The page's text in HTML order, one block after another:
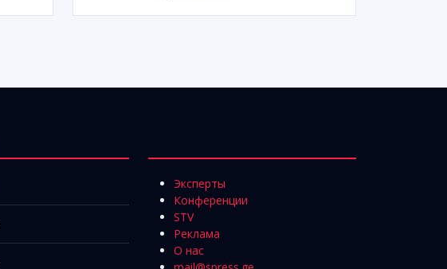
Эксперты
Конференции
STV
Реклама
О нас